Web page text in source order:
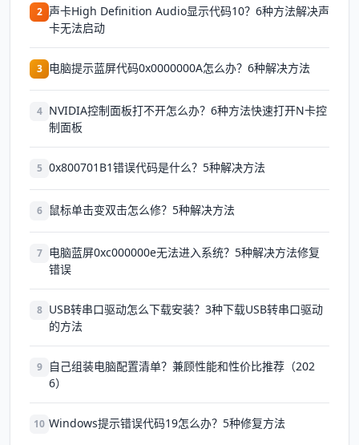
2 声卡High Definition Audio显示代码10？6种方法解决声
卡无法启动
3 电脑提示蓝屏代码0x0000000A怎么办？6种解决方法
4 NVIDIA控制面板打不开怎么办？6种方法快速打开N卡控
制面板
5 0x800701B1错误代码是什么？5种解决方法
6 鼠标单击变双击怎么修？5种解决方法
7 电脑蓝屏0xc000000e无法进入系统？5种解决方法修复
错误
8 USB转串口驱动怎么下载安装？3种下载USB转串口驱动
的方法
9
自己组装电脑配置清单？兼顾性能和性价比推荐（202
6）
10 Windows提示错误代码19怎么办？5种修复方法